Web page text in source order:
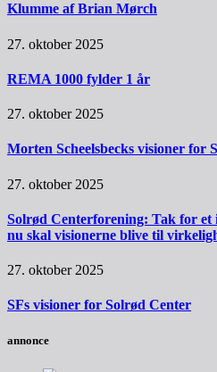
Klumme af Brian Mørch
27. oktober 2025
REMA 1000 fylder 1 år
27. oktober 2025
Morten Scheelsbecks visioner for
27. oktober 2025
Solrød Centerforening: Tak for et
nu skal visionerne blive til
27. oktober 2025
SFs visioner for Solrød Center
annonce